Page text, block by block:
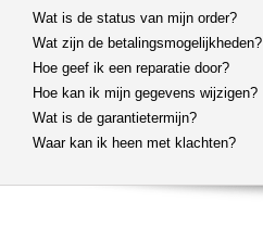
Wat is de status van mijn order?
Wat zijn de betalingsmogelijkheden?
Hoe geef ik een reparatie door?
Hoe kan ik mijn gegevens wijzigen?
Wat is de garantietermijn?
Waar kan ik heen met klachten?